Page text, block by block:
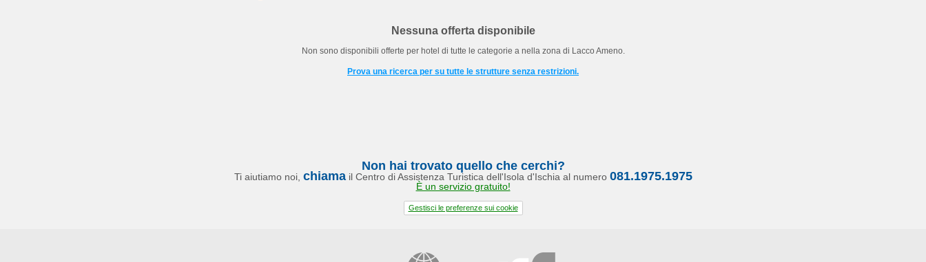
Nessuna offerta disponibile
Non sono disponibili offerte per hotel di tutte le categorie a nella zona di Lacco Ameno.
Prova una ricerca per su tutte le strutture senza restrizioni.
Non hai trovato quello che cerchi?
Ti aiutiamo noi, chiamail Centro di Assistenza Turistica dell'Isola d'Ischia al numero 081.1975.1975
È un servizio gratuito!
Gestisci le preferenze sui cookie